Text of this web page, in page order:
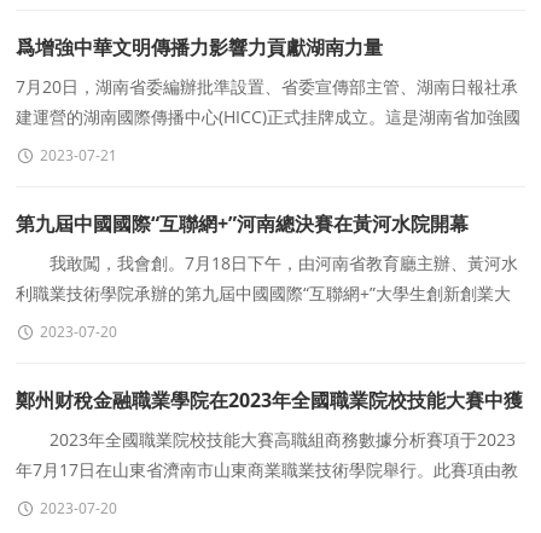
爲增強中華文明傳播力影響力貢獻湖南力量
7月20日，湖南省委編辦批準設置、省委宣傳部主管、湖南日報社承
建運營的湖南國際傳播中心(HICC)正式挂牌成立。這是湖南省加強國
際傳播能力建設的重大舉措，是湖南深入學習貫
2023-07-21
第九屆中國國際“互聯網+”河南總決賽在黃河水院開幕
我敢闖，我會創。7月18日下午，由河南省教育廳主辦、黃河水
利職業技術學院承辦的第九屆中國國際“互聯網+”大學生創新創業大
賽河南省職教賽道總決賽在黃河水
2023-07-20
鄭州财稅金融職業學院在2023年全國職業院校技能大賽中獲
三等獎
2023年全國職業院校技能大賽高職組商務數據分析賽項于2023
年7月17日在山東省濟南市山東商業職業技術學院舉行。此賽項由教
育部、國家發展改革委、天津市人民政府等35個部
2023-07-20